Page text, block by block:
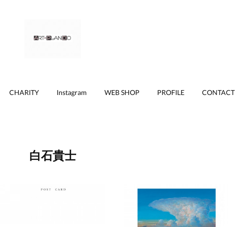
CHARITY Instagram WEB SHOP PROFILE CONTACT
白石貴士